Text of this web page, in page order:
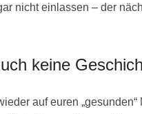
nicht einlassen – der
keine
auf euren